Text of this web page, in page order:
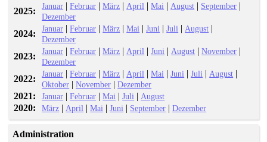
2025: Januar |Februar |März | April |Mai | August | September |
Dezember
2024: Januar |Februar |März |Mai |Juni |Juli | August |
Dezember
2023: Januar |Februar |März | April |Juni | August |November |
Dezember
2022: Januar |Februar |März | April |Mai |Juni |Juli | August |
Oktober |November |Dezember
2021: Januar |Februar |Mai |Juli | August
2020: März | April |Mai |Juni | September |Dezember
Administration